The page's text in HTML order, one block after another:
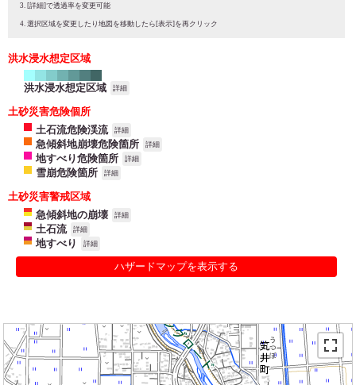
[詳細]で透過率を変更可能
選択区域を変更したり地図を移動したら[表示]を再クリック
洪水浸水想定区域
洪水浸水想定区域 詳細
土砂災害危険個所
土石流危険渓流
詳細
急傾斜地崩壊危険箇所 詳細
地すべり危険箇所 詳細
雪崩危険箇所 詳細
土砂災害警戒区域
急傾斜地の崩壊
詳細
土石流 詳細
地すべり 詳細
ハザードマップを表示する